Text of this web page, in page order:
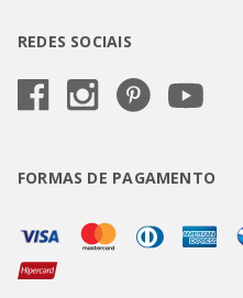
REDES SOCIAIS
FORMAS DE PAGAMENTO